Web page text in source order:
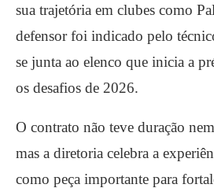
sua trajetória em clubes como
defensor foi indicado pelo
se junta ao elenco que inicia a
os desafios de 2026.
O contrato não teve duração
mas a diretoria celebra a
como peça importante para